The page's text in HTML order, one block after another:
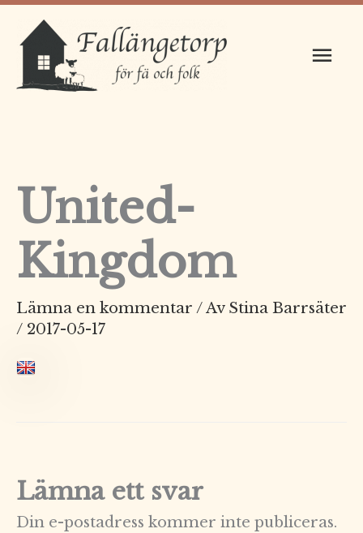
Hoppa
innehåll
United-
Kingdom
Lämna en kommentar / Av Stina Barrsäter
/ 2017-05-17
Lämna ett svar
Din e-postadress kommer inte publiceras.